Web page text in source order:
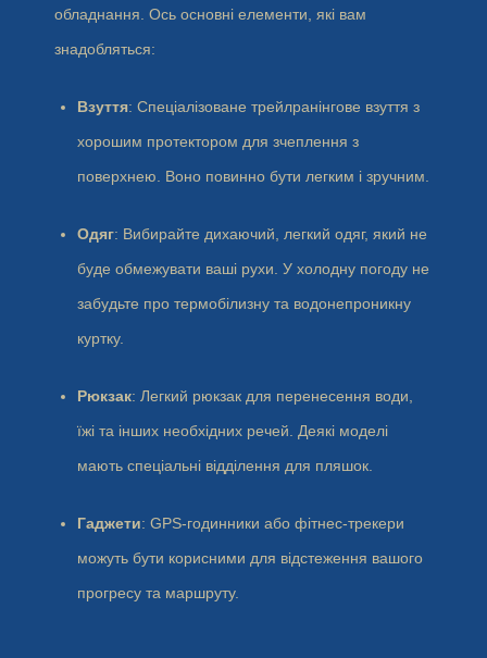
обладнання. Ось основні елементи, які вам
знадобляться:
Взуття: Спеціалізоване трейлранінгове взуття з
хорошим протектором для зчеплення з
поверхнею. Воно повинно бути легким і зручним.
Одяг: Вибирайте дихаючий, легкий одяг, який не
буде обмежувати ваші рухи. У холодну погоду не
забудьте про термобілизну та водонепроникну
куртку.
Рюкзак: Легкий рюкзак для перенесення води,
їжі та інших необхідних речей. Деякі моделі
мають спеціальні відділення для пляшок.
Гаджети: GPS-годинники або фітнес-трекери
можуть бути корисними для відстеження вашого
прогресу та маршруту.